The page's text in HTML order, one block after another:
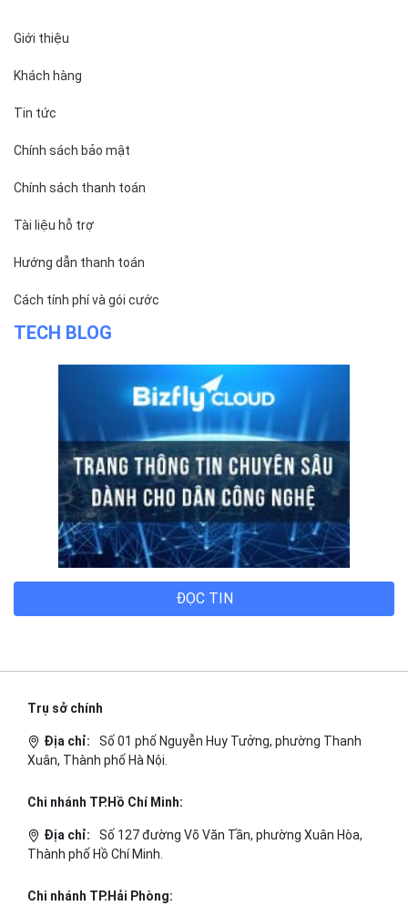
Giới thiệu
Khách hàng
Tin tức
Chính sách bảo mật
Chính sách thanh toán
Tài liệu hỗ trợ
Hướng dẫn thanh toán
Cách tính phí và gói cước
TECH BLOG
ĐỌC TIN
Trụ sở chính
Địa chỉ:
Số 01 phố Nguyễn Huy Tưởng, phường Thanh
Xuân, Thành phố Hà Nội.
Chi nhánh TP.Hồ Chí Minh:
Địa chỉ:
Số 127 đường Võ Văn Tần, phường Xuân Hòa,
Thành phố Hồ Chí Minh.
Chi nhánh TP.Hải Phòng: